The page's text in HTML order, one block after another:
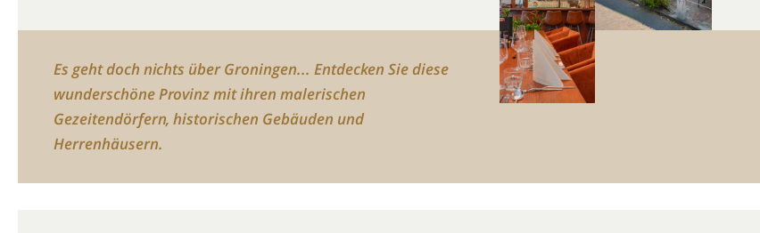
Es geht doch nichts über Groningen... Entdecken Sie diese
wunderschöne Provinz mit ihren malerischen
Gezeitendörfern, historischen Gebäuden und
Herrenhäusern.